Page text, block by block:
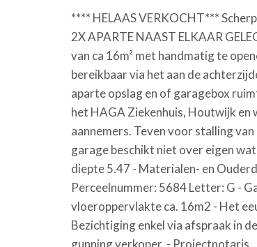
**** HELAAS VERKOCHT***
2X APARTE NAAST ELKAAR
van ca 16m² met handmatig te
bereikbaar via het aan de
aparte opslag en of garagebox
het HAGA Ziekenhuis, Houtwijk
aannemers. Teven voor stalling
garage beschikt niet over eigen
diepte 5.47 - Materialen- en
Perceelnummer: 5684 Letter: G -
vloeroppervlakte ca. 16m2 - Het
Bezichtiging enkel via afspraak in
gunning verkoper. - Projectnotaris.